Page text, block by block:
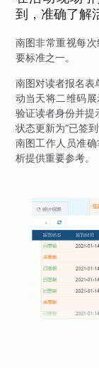
到，准确了解
南图非常重视每
要标准之一。
南图对读者报名表
动当天将二维码
验证读者身份并提
状态更新为“已签
南图工作人员准
析提供重要参考。